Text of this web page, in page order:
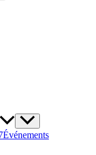
Événements